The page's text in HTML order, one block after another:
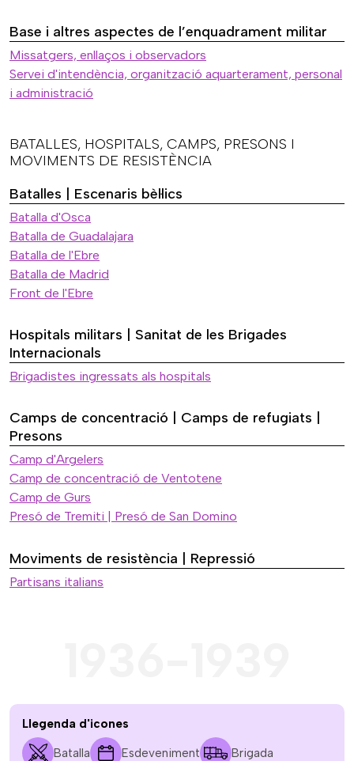
Base i altres aspectes de l’enquadrament militar
Missatgers, enllaços i observadors
Servei d'intendència, organització aquarterament, personal
i administració
BATALLES, HOSPITALS, CAMPS, PRESONS I
MOVIMENTS DE RESISTÈNCIA
Batalles | Escenaris bèl·lics
Batalla d'Osca
Batalla de Guadalajara
Batalla de l'Ebre
Batalla de Madrid
Front de l'Ebre
Hospitals militars | Sanitat de les Brigades
Internacionals
Brigadistes ingressats als hospitals
Camps de concentració | Camps de refugiats |
Presons
Camp d'Argelers
Camp de concentració de Ventotene
Camp de Gurs
Presó de Tremiti | Presó de San Domino
Moviments de resistència | Repressió
Partisans italians
Llegenda d'icones
Batalla Esdeveniment Brigada